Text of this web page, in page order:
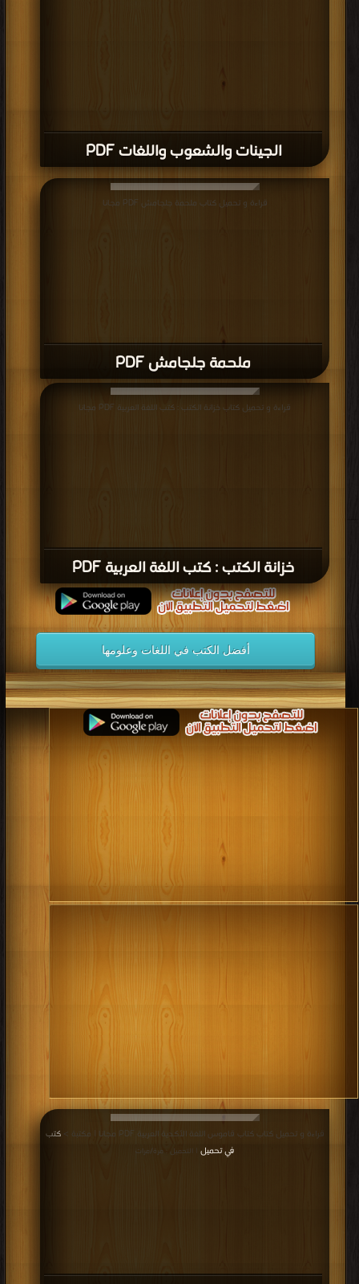
الجينات والشعوب واللغات PDF
ملحمة جلجامش PDF
قراءة و تحميل كتاب ملحمة جلجامش PDF مجانا
خزانة الكتب : كتب اللغة العربية PDF
قراءة و تحميل كتاب خزانة الكتب : كتب اللغة العربية PDF مجانا
أفضل الكتب في اللغات وعلومها
قراءة و تحميل كتاب كتاب قاموس اللغة الأكدية العربية PDF مجانا | مكتبة >
كتب
في تحميل
| التحميل : مرة/مرات